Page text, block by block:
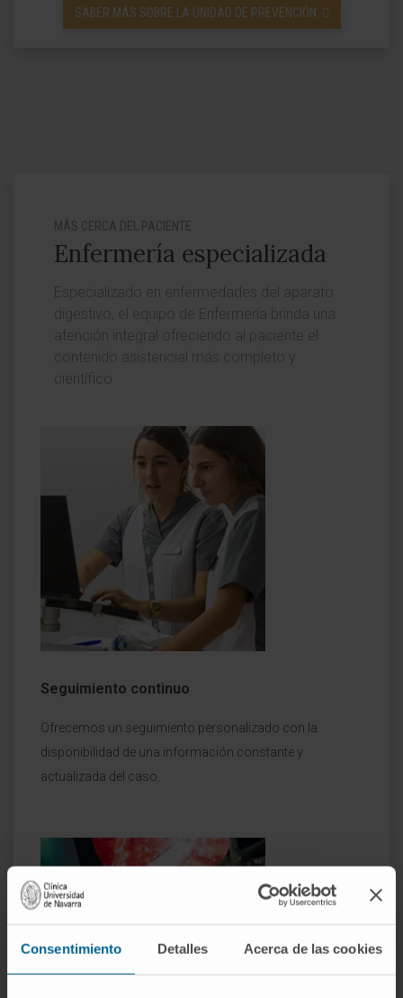
Consentimiento Detalles Acerca de las cookies
SABER MÁS SOBRE LA UNIDAD DE PREVENCIÓN
MÁS CERCA DEL PACIENTE
Enfermería especializada
Especializado en enfermedades del aparato
digestivo, el equipo de Enfermería brinda una
atención integral ofreciendo al paciente el
contenido asistencial más completo y
científico.
Seguimiento continuo
Ofrecemos un seguimiento personalizado con la
disponibilidad de una información constante y
actualizada del caso.